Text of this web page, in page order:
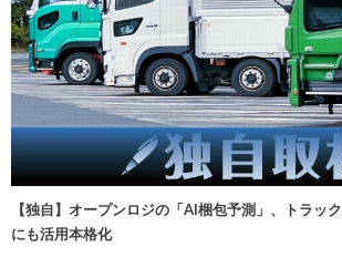
【独自】オープンロジの「AI梱包予測」、トラッ
にも活用本格化